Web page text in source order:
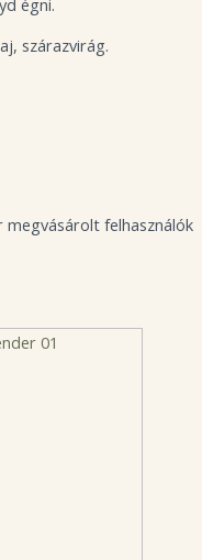
szárazvirág.
felhasználók